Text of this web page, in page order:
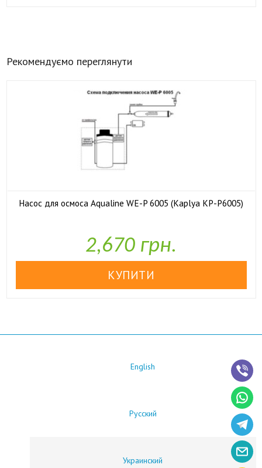
Рекомендуємо переглянути
Насос для осмоса Aqualine WE-P 6005 (Kaplya KP-P6005)
2,670 грн.
English
Русский
Украинский